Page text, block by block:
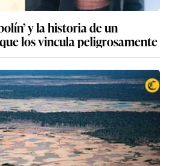
y la historia de un
los vincula peligrosamente